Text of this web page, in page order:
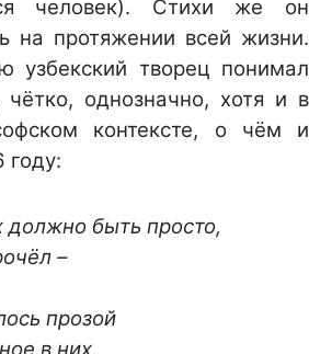
человек). Стихи же он
на протяжении всей жизни.
узбекский творец понимал
чётко, однозначно, хотя и в
контексте, о чём и
году:
должно быть просто,
–
прозой
в них.